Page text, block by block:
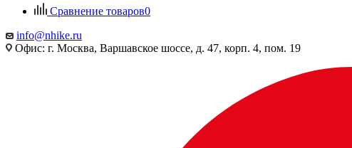
Сравнение товаров0
info@nhike.ru
Офис: г. Москва, Варшавское шоссе, д. 47, корп. 4, пом. 19